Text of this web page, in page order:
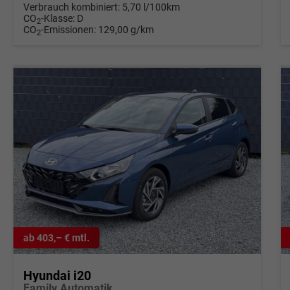
Verbrauch kombiniert: 5,70 l/100km
CO2-Klasse: D
CO2-Emissionen: 129,00 g/km
ab 403,– € mtl.
Hyundai i20